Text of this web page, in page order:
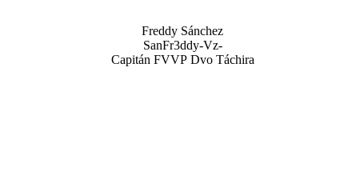
Freddy Sánchez
SanFr3ddy-Vz-
Capitán FVVP Dvo Táchira